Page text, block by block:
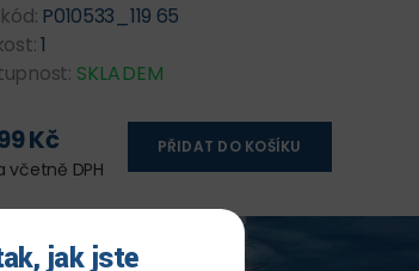
P010533_119 65
1
SKLADEM
Kč
včetně DPH
PŘIDAT DO KOŠÍKU
jak jste